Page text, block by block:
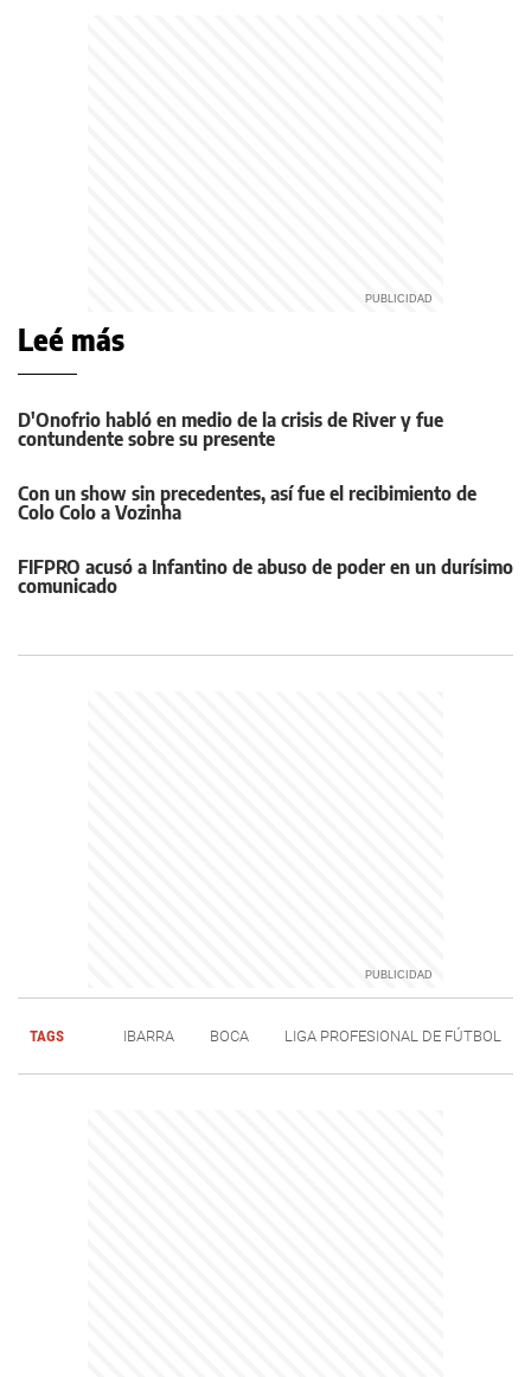
Leé más
D'Onofrio habló en medio de la crisis de River y fue
contundente sobre su presente
Con un show sin precedentes, así fue el recibimiento de
Colo Colo a Vozinha
FIFPRO acusó a Infantino de abuso de poder en un durísimo
comunicado
TAGS IBARRA BOCA LIGA PROFESIONAL DE FÚTBOL